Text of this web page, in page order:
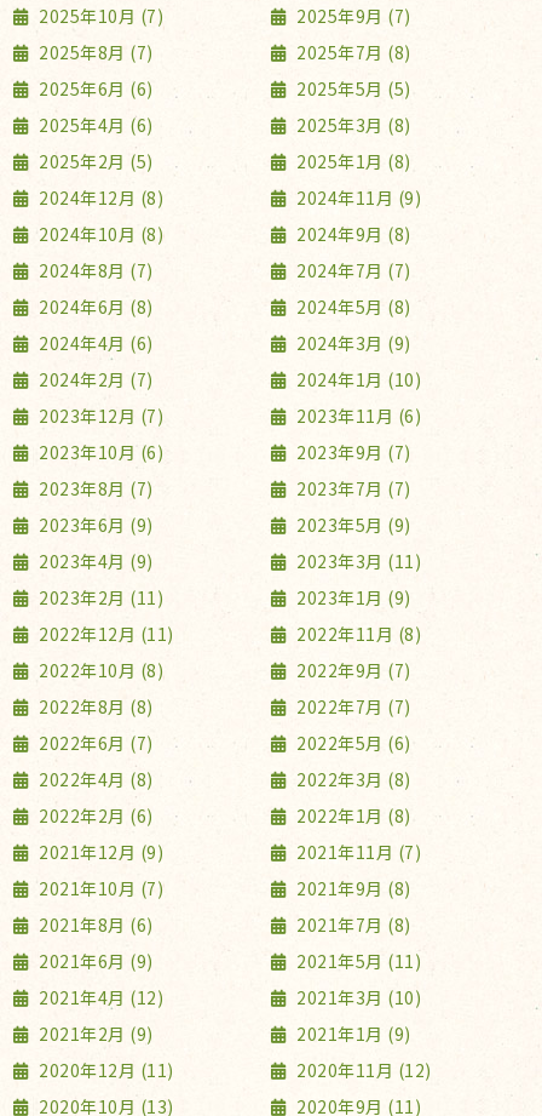
2025年10月 (7)
2025年9月 (7)
2025年8月 (7)
2025年7月 (8)
2025年6月 (6)
2025年5月 (5)
2025年4月 (6)
2025年3月 (8)
2025年2月 (5)
2025年1月 (8)
2024年12月 (8)
2024年11月 (9)
2024年10月 (8)
2024年9月 (8)
2024年8月 (7)
2024年7月 (7)
2024年6月 (8)
2024年5月 (8)
2024年4月 (6)
2024年3月 (9)
2024年2月 (7)
2024年1月 (10)
2023年12月 (7)
2023年11月 (6)
2023年10月 (6)
2023年9月 (7)
2023年8月 (7)
2023年7月 (7)
2023年6月 (9)
2023年5月 (9)
2023年4月 (9)
2023年3月 (11)
2023年2月 (11)
2023年1月 (9)
2022年12月 (11)
2022年11月 (8)
2022年10月 (8)
2022年9月 (7)
2022年8月 (8)
2022年7月 (7)
2022年6月 (7)
2022年5月 (6)
2022年4月 (8)
2022年3月 (8)
2022年2月 (6)
2022年1月 (8)
2021年12月 (9)
2021年11月 (7)
2021年10月 (7)
2021年9月 (8)
2021年8月 (6)
2021年7月 (8)
2021年6月 (9)
2021年5月 (11)
2021年4月 (12)
2021年3月 (10)
2021年2月 (9)
2021年1月 (9)
2020年12月 (11)
2020年11月 (12)
2020年10月 (13)
2020年9月 (11)